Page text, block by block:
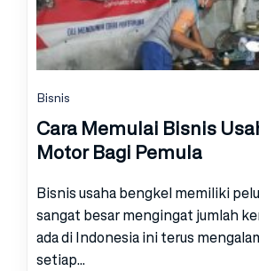
Bisnis
Cara Memulai Bisnis
Motor Bagi Pemula
Bisnis usaha bengkel memiliki
sangat besar mengingat jumlah
ada di Indonesia ini terus
setiap...